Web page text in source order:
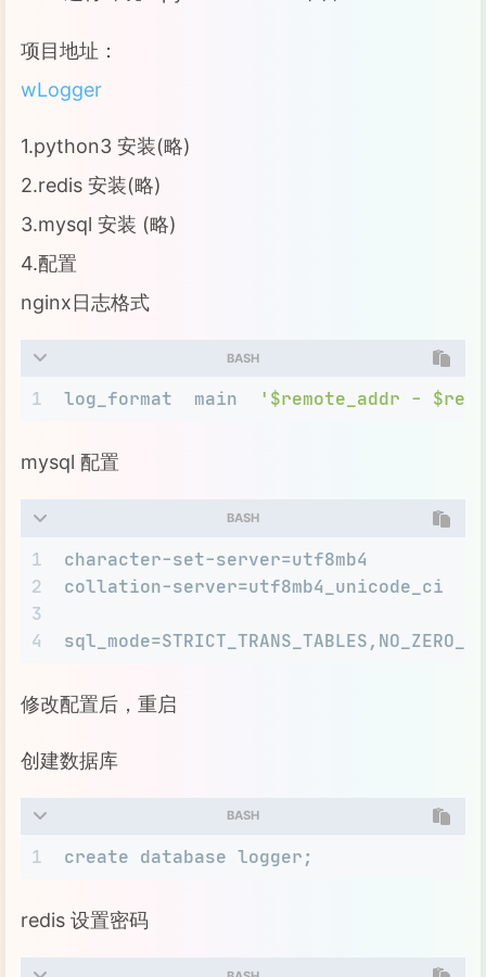
项目地址：
wLogger
1.python3 安装(略)
2.redis 安装(略)
3.mysql 安装 (略)
4.配置
nginx日志格式
BASH
1 log_format  main '$remote_addr -
mysql 配置
BASH
1
2
3
4
character-set-server=utf8mb4
collation-server=utf8mb4_unicode_ci
修改配置后，重启
创建数据库
BASH
1 create database logger;
redis 设置密码